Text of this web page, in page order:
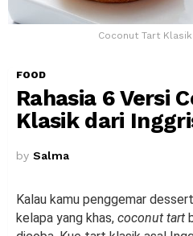
Coconut Tart
FOOD
Rahasia 6 Versi
Klasik dari
by Salma
Kalau kamu penggemar
kelapa yang khas, coconut tart